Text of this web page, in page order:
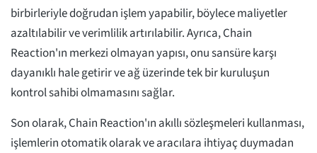
birbirleriyle doğrudan işlem yapabilir, böylece maliyetler
azaltılabilir ve verimlilik artırılabilir. Ayrıca, Chain
Reaction'ın merkezi olmayan yapısı, onu sansüre karşı
dayanıklı hale getirir ve ağ üzerinde tek bir kuruluşun
kontrol sahibi olmamasını sağlar.
Son olarak, Chain Reaction'ın akıllı sözleşmeleri kullanması,
işlemlerin otomatik olarak ve aracılara ihtiyaç duymadan